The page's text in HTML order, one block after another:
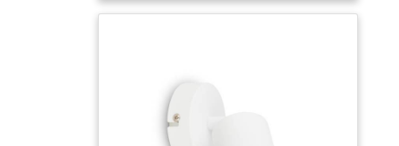
votre espace ✨Qualité et durabilité : Construite avec
des matériaux de qualité supérieure, le socle en bois
solide et la coiffe en métal résistants assurent une
longue durée de vie et une performance fiable